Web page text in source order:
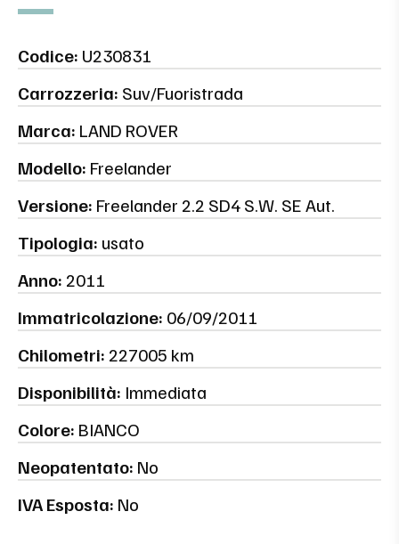
Codice: U230831
Carrozzeria: Suv/Fuoristrada
Marca: LAND ROVER
Modello: Freelander
Versione: Freelander 2.2 SD4 S.W. SE Aut.
Tipologia: usato
Anno: 2011
Immatricolazione: 06/09/2011
Chilometri: 227005 km
Disponibilità: Immediata
Colore: BIANCO
Neopatentato: No
IVA Esposta: No